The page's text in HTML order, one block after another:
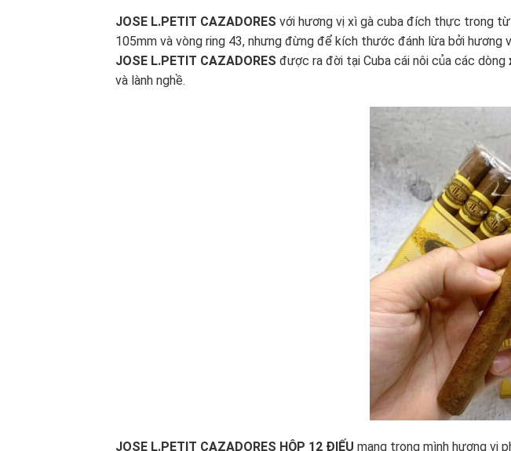
JOSE L.PETIT CAZADORES với hương vị xì gà cuba đích thực trong
105mm và vòng ring 43, nhưng đừng để kích thước đánh lừa bởi hương
JOSE L.PETIT CAZADORES được ra đời tại Cuba cái nôi của các dòng
và lành nghề.
JOSE L.PETIT CAZADORES HỘP 12 ĐIẾU mang trong mình hương vị